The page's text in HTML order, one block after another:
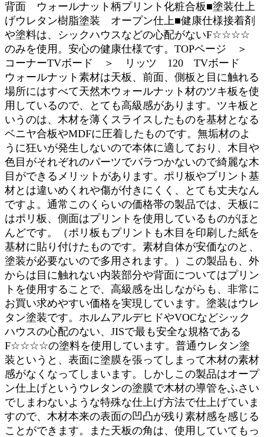
背面 ウォールナット柄プリント化粧合板■塗装仕上
げウレタン樹脂塗装 オープン仕上■健康仕様接着剤
や塗料は、シックハウスなどの心配がないF☆☆☆☆
のみを使用。安心の健康仕様です。TOPページ ＞
コーナーTVボード ＞ リッツ 120 TVボード
ウォールナット素材は天板、前面、側板と目に触れる
場所にはすべて天然木ウォールナット材のツキ板を使
用しているので、とても高級感があります。ツキ板と
いうのは、木材を薄くスライスしたものを基材となる
ベニヤ合板やMDFに圧着したものです。無垢材のよ
うに狂いが発生しないので本体に適しており、木目や
色目がそれぞれのパーツでバラつかないので綺麗な木
目ができるメリットがあります。ポリ板やプリント基
材とは違いめくれや傷が付きにくく、とても丈夫なん
ですよ。通常このくらいの価格帯の製品では、天板に
はポリ板、側面はプリントを使用しているものがほと
んどです。（ポリ板もプリントも木目を印刷した紙を
基材に貼り付けたものです。素材自体が安価なのと、
塗装が必要ないので多用されます。）この製品も、外
からは目に触れない内装部分や背面についてはプリン
トを使用することで、高級感を出しながらも、非常に
お買い求めやすい価格を実現しています。塗装はウレ
タン塗装です。ホルムアルデヒドやVOCなどシック
ハウスの心配のない、JISで最も安全な規格である
F☆☆☆☆の塗料を使用しています。普通ウレタン塗
装というと、表面に塗膜を張ってしまって木材の素材
感がなくなってしまいます。しかしこの製品はオープ
ン仕上げというウレタンの塗膜で木材の導管をふさい
でしまわないような特殊な仕上げ方法で仕上げていま
すので、木材本来の表面の凹凸が残り素材感を感じる
ことができます。また天板の角は、使用していてもっ